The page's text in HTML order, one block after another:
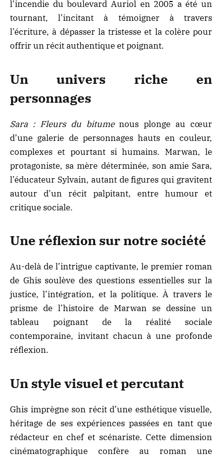
l’incendie du boulevard Auriol en 2005 a été un
tournant, l’incitant à témoigner à travers
l’écriture, à dépasser la tristesse et la colère pour
offrir un récit authentique et poignant.
Un univers riche en
personnages
Sara : Fleurs du bitumenous plonge au cœur
d’une galerie de personnages hauts en couleur,
complexes et pourtant si humains. Marwan, le
protagoniste, sa mère déterminée, son amie Sara,
l’éducateur Sylvain, autant de figures qui gravitent
autour d’un récit palpitant, entre humour et
critique sociale.
Une réflexion sur notre société
Au-delà de l’intrigue captivante, le premier roman
de Ghis soulève des questions essentielles sur la
justice, l’intégration, et la politique. À travers le
prisme de l’histoire de Marwan se dessine un
tableau poignant de la réalité sociale
contemporaine, invitant chacun à une profonde
réflexion.
Un style visuel et percutant
Ghis imprègne son récit d’une esthétique visuelle,
héritage de ses expériences passées en tant que
rédacteur en chef et scénariste. Cette dimension
cinématographique confère au roman une